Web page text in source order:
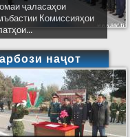
ҷаласаҳои
Комиссияҳои
наҷот